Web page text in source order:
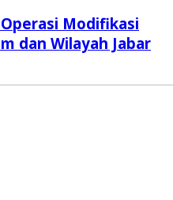
Modifikasi
dan Wilayah Jabar